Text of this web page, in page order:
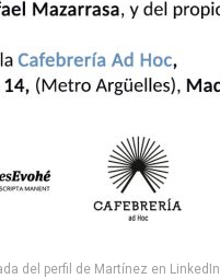
del perfil de Martínez en LinkedIn